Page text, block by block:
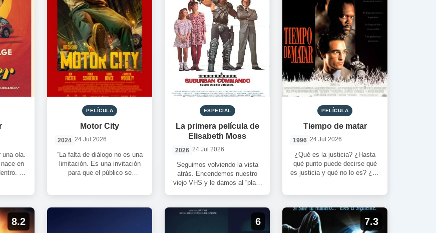
una ola.
en
Y
PELÍCULA
Motor City
2024 24 Jul 2026
“La falta de diálogo no es una
limitación. Es una invitación
para que el público se
ESPECIAL
La primera película de
Elisabeth Moss
2026 24 Jul 2026
Seguimos volviendo la vista
atrás. Encendemos nuestro
viejo VHS y le damos al “play”
PELÍCULA
Tiempo de matar
1996 24 Jul 2026
¿Qué es la justicia? ¿Hasta
qué punto puede decirse qué
es justicia y qué no lo es? ¿La
8.2 6 7.3